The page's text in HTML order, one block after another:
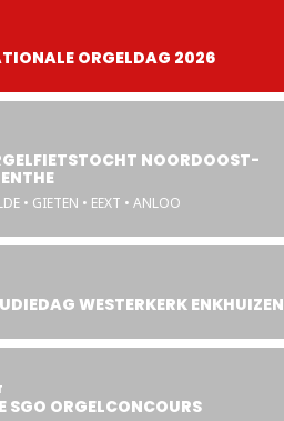
ORGELDAG 2026
NOORDOOST-
• GIETEN • EEXT • ANLOO
WESTERKERK ENKHUIZEN
SGO ORGELCONCOURS